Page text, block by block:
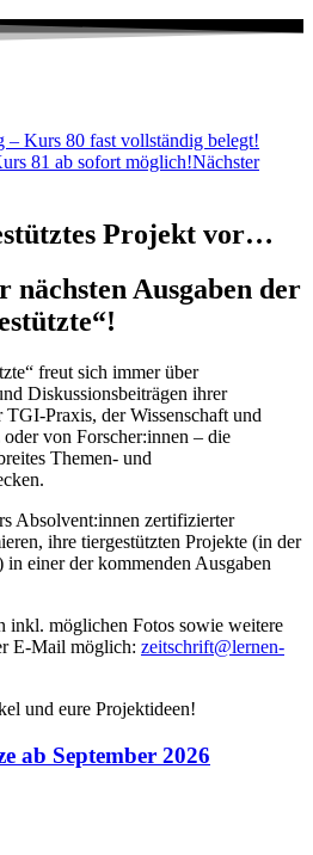
– Kurs 80 fast vollständig belegt!
81 ab sofort möglich!Nächster
Projekt vor…
Ausgaben der
freut sich immer über
Diskussionsbeiträgen ihrer
Praxis, der Wissenschaft und
von Forscher:innen – die
Themen- und
Absolvent:innen zertifizierter
ihre tiergestützten Projekte (in der
einer der kommenden Ausgaben
inkl. möglichen Fotos sowie weitere
E-Mail möglich: zeitschrift@lernen-
und eure Projektideen!
ab September 2026